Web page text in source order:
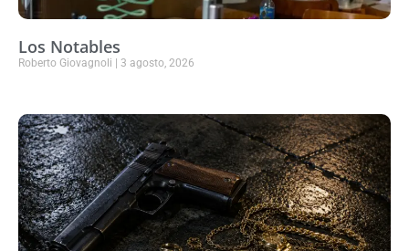
Los Notables
Roberto Giovagnoli 3 agosto, 2026